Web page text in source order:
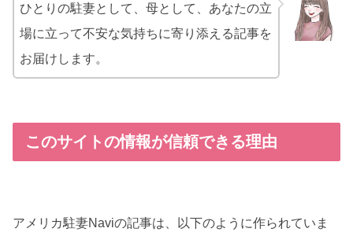
ひとりの駐妻として、母として、あなたの立
場に立って不安な気持ちに寄り添える記事を
お届けします。
このサイトの情報が信頼できる理由
アメリカ駐妻Naviの記事は、以下のように作られていま